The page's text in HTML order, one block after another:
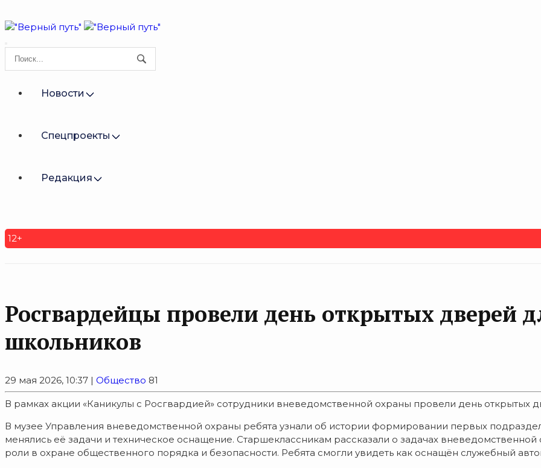
Новости
Спецпроекты
Редакция
12+
Росгвардейцы провели день открытых дверей
школьников
29 мая 2026, 10:37 | Общество 81
В рамках акции «Каникулы с Росгвардией» сотрудники вневедомственной охраны провели день открытых
В музее Управления вневедомственной охраны ребята узнали об истории формировании первых
менялись её задачи и техническое оснащение. Старшеклассникам рассказали о задачах
роли в охране общественного порядка и безопасности. Ребята смогли увидеть как оснащён служебный